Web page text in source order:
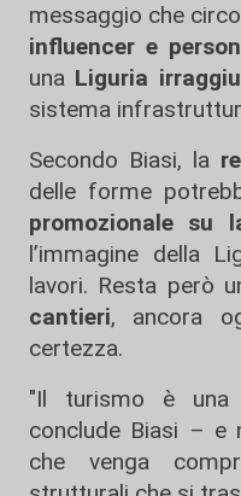
messaggio che
influencer e
una Liguria
sistema
Secondo Biasi, la
delle forme
promozionale su
l’immagine della
lavori. Resta però
cantieri, ancora
certezza.
"Il turismo è una
conclude Biasi – e
che venga